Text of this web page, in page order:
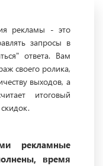
рекламы - это
запросы в
ответа. Вам
своего ролика,
выходов, а
итоговый
рекламные
время